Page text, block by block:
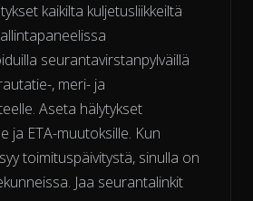
kaikilta kuljetusliikkeiltä
seurantavirstanpylväillä
, meri- ja
Aseta hälytykset
ja ETA-muutoksille. Kun
toimituspäivitystä, sinulla on
Jaa seurantalinkit